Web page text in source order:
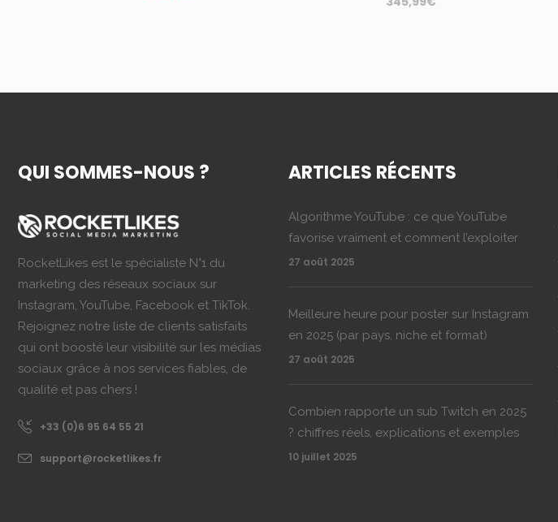
QUI SOMMES-NOUS ?
RocketLikes est le spécialiste N°1 du
marketing des réseaux sociaux sur
Instagram, YouTube, Facebook et TikTok.
Rejoignez notre liste de clients satisfaits
qui ont boosté leur visibilité sur les médias
sociaux grâce à nos services fiables, de
qualité et pas chers !
+33 (0)6 95 64 55 21
support@rocketlikes.fr
ARTICLES RÉCENTS
Algorithme YouTube : ce que YouTube
favorise vraiment et comment l’exploiter
27 août 2025
Meilleure heure pour poster sur Instagram
en 2025 (par pays, niche et format)
27 août 2025
Combien rapporte un sub Twitch en 2025
? chiffres réels, explications et exemples
10 juillet 2025